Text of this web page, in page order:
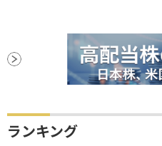
ランキング